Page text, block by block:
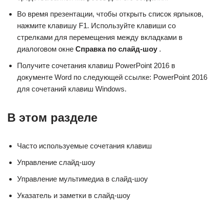
Во время презентации, чтобы открыть список ярлыков,
нажмите клавишу F1. Используйте клавиши со
стрелками для перемещения между вкладками в
диалоговом окне Справка по слайд-шоу .
Получите сочетания клавиш PowerPoint 2016 в
документе Word по следующей ссылке: PowerPoint 2016
для сочетаний клавиш Windows.
В этом разделе
Часто используемые сочетания клавиш
Управление слайд-шоу
Управление мультимедиа в слайд-шоу
Указатель и заметки в слайд-шоу